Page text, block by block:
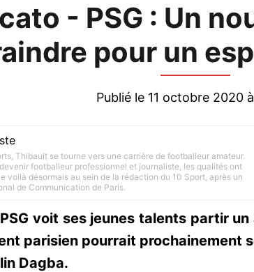
- PSG : Un
pour un
Publié le 11 octobre 2020
Thibault se tourne vers une carrière de footballeur amateur.
footballeur professionnel et journaliste, les qualités ont
voilà désormais au sein de la rédaction du 10 Sport, après un
de Communication de Paris.
voit ses jeunes talents partir un
parisien pourrait prochainement
Dagba.